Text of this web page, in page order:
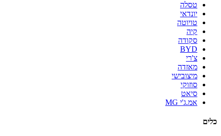
טסלה
יונדאי
טויוטה
קיה
סקודה
BYD
צ'רי
מאזדה
מיצובישי
סוזוקי
סיאט
אמ.ג'י MG
כלים